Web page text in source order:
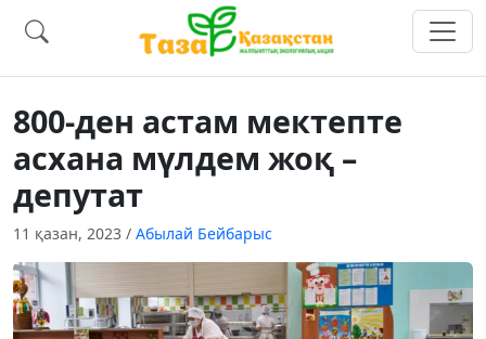
800-ден астам мектепте
асхана мүлдем жоқ –
депутат
11 қазан, 2023 / Абылай Бейбарыс